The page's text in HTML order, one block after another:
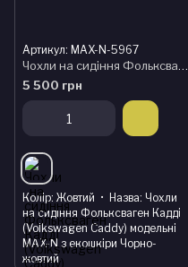
Артикул: MAX-N-5967
Чохли на сидіння Фольксваген Кадді (Volkswagen Caddy) модельні MAX-N з екошкіри Чорно-жовтий
5 500 грн
Колір Жовтий Назва Чохли
на сидіння Фольксваген Кадді
(Volkswagen Caddy) модельні
MAX-N з екошкіри Чорно-
жовтий